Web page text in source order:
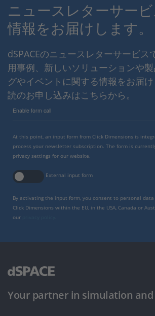
ニュースレターサー
情報をお届けします。
dSPACEのニュースレターサービス
用事例、新しいソリューションや
グやイベントに関する情報をお届
読のお申し込みはこちらから。
Enable form call
At this point, an input form from Click Dimensions is
process your newsletter subscription. The form is
privacy settings for our website.
External input form
By activating the input form, you consent to personal
Click Dimensions within the EU, in the USA, Canada or
our
Your partner in simulation